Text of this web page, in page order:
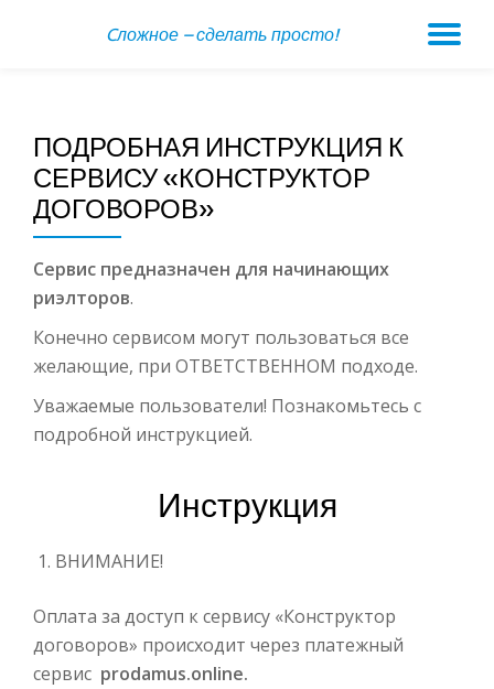
Cложное – сделать просто!
ПОДРОБНАЯ ИНСТРУКЦИЯ К
СЕРВИСУ «КОНСТРУКТОР
ДОГОВОРОВ»
Сервис предназначен для начинающих
риэлторов.
Конечно сервисом могут пользоваться все
желающие, при ОТВЕТСТВЕННОМ подходе.
Уважаемые пользователи! Познакомьтесь с
подробной инструкцией.
Инструкция
ВНИМАНИЕ!
Оплата за доступ к сервису «Конструктор
договоров» происходит через платежный
сервис prodamus.online.